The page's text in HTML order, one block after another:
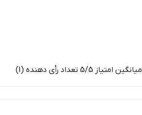
میانگین امتیاز 5/5 تعداد رأی دهنده (1)